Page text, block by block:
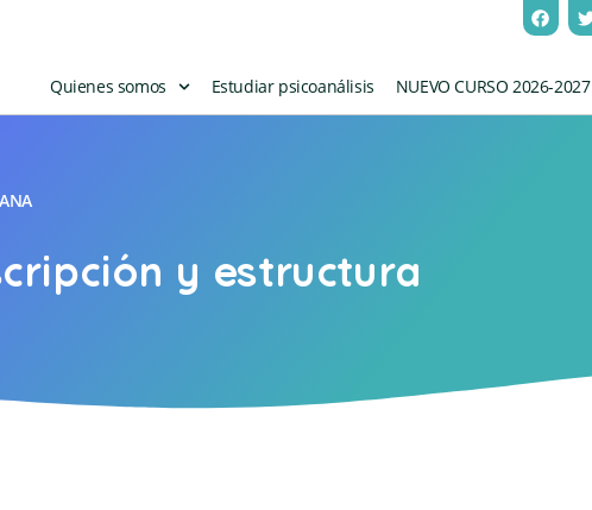
Quienes somos Estudiar psicoanálisis NUEVO CURSO 2026-2027
y estructura